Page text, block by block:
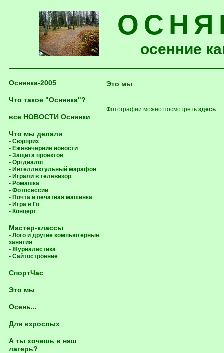
осенние
Оснянка-2005
Что такое "Оснянка"?
все НОВОСТИ Оснянки
Что мы делали
• Сюрприз
• Ежевечерние новости
• Защита проектов
• Оргдиалог
• Интеллектульный марафон
• Играли в телевизор
• Ромашка
• Фотосессии
• Почта и печатная машинка
• Игра в Го
• Концерт
Мастер-классы
• Лого и другие компьютерные
занятия
• Журналистика
• Сайтостроение
СпортЧас
Это мы
Осень...
Для взрослых
А ты хочешь в наш
лагерь?
Это мы
Фотографии можно посмотреть здесь.